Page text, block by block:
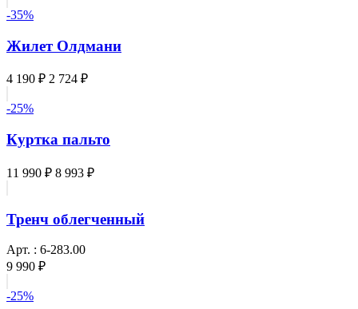
-35%
Жилет Олдмани
4 190 ₽ 2 724 ₽
-25%
Куртка пальто
11 990 ₽ 8 993 ₽
Тренч облегченный
Арт. : 6-283.00
9 990 ₽
-25%